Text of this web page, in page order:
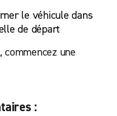
le véhicule dans
de départ
une
: